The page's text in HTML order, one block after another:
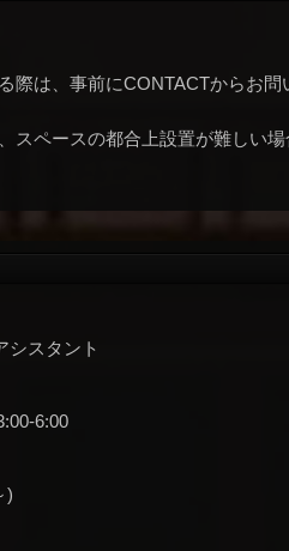
際は、事前にCONTACTからお問
スペースの都合上設置が難しい場
シスタント
6:00
)